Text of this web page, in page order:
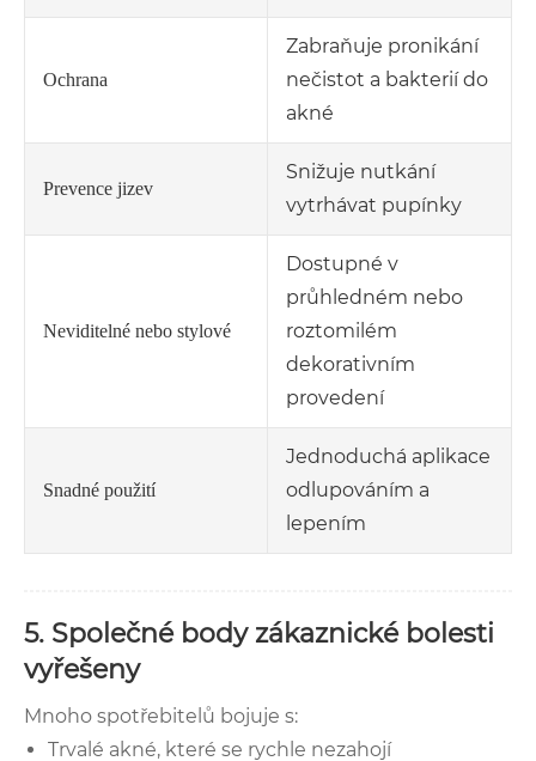
Ochrana
Zabraňuje pronikání
nečistot a bakterií do
akné
Prevence jizev
Snižuje nutkání
vytrhávat pupínky
Neviditelné nebo stylové
Dostupné v
průhledném nebo
roztomilém
dekorativním
provedení
Snadné použití
Jednoduchá aplikace
odlupováním a
lepením
5. Společné body zákaznické bolesti
vyřešeny
Mnoho spotřebitelů bojuje s:
Trvalé akné, které se rychle nezahojí